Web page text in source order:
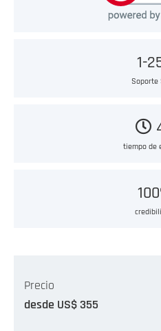
1-
Soporte
tiempo de
Precio
desde US$ 355